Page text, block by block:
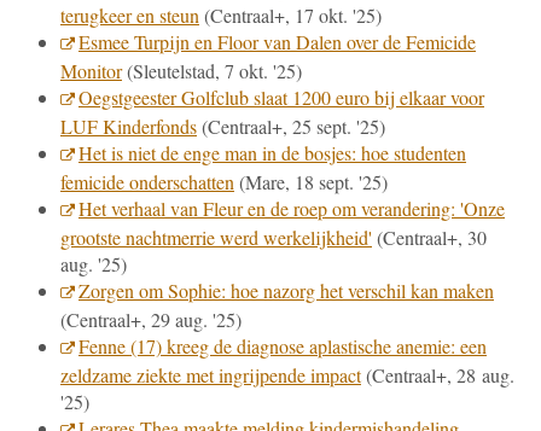
terugkeer en steun (Centraal+, 17 okt. '25)
Esmee Turpijn en Floor van Dalen over de Femicide
Monitor(Sleutelstad, 7 okt. '25)
Oegstgeester Golfclub slaat 1200 euro bij elkaar voor
LUF Kinderfonds(Centraal+, 25 sept. '25)
Het is niet de enge man in de bosjes: hoe studenten
femicide onderschatten (Mare, 18 sept. '25)
Het verhaal van Fleur en de roep om verandering: 'Onze
grootste nachtmerrie werd werkelijkheid' (Centraal+, 30
aug. '25)
Zorgen om Sophie: hoe nazorg het verschil kan maken
(Centraal+, 29 aug. '25)
Fenne (17) kreeg de diagnose aplastische anemie: een
zeldzame ziekte met ingrijpende impact(Centraal+, 28 aug.
'25)